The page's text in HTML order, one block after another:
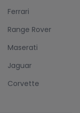
Ferrari
Range Rover
Maserati
Jaguar
Corvette